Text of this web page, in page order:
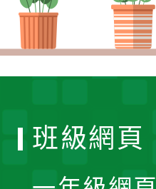
班級網頁